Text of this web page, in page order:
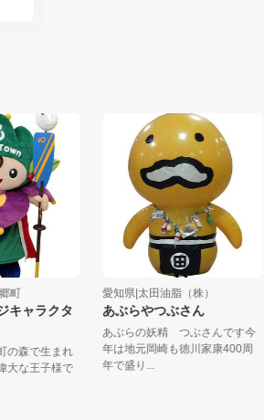
東郷町
ジキャラクタ
郷町の森で生まれ
き偉大な王子様で
愛知県|太田油脂（株）
あぶらやつぶさん
あぶらの妖精 つぶさんです
年は地元岡崎も徳川家康400
年で盛り...